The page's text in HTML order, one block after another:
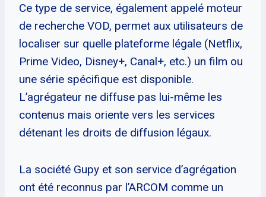
Ce type de service, également appelé moteur
de recherche VOD, permet aux utilisateurs de
localiser sur quelle plateforme légale (Netflix,
Prime Video, Disney+, Canal+, etc.) un film ou
une série spécifique est disponible.
L’agrégateur ne diffuse pas lui-même les
contenus mais oriente vers les services
détenant les droits de diffusion légaux.
La société Gupy et son service d’agrégation
ont été reconnus par l’ARCOM comme un